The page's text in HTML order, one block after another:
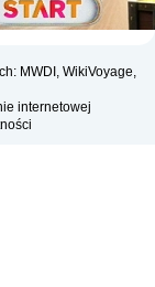
MWDI, WikiVoyage,
internetowej